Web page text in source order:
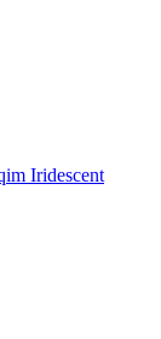
Iridescent